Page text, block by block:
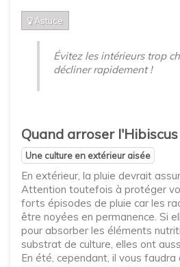
Astuce
Évitez les intérieurs trop
décliner rapidement !
Quand arroser
Une culture en extérieur aisée
En extérieur, la pluie devrait
Attention toutefois à protéger
forts épisodes de pluie car les
être noyées en permanence. Si
pour absorber les éléments
substrat de culture, elles ont
En été, cependant, il vous